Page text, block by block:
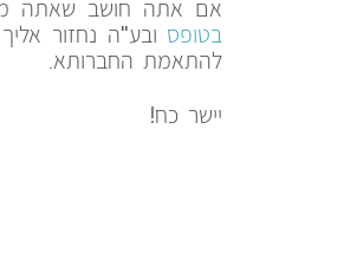
אם אתה חושב שאתה
בטופס ובע"ה נחזור
להתאמת החברותא.
יישר כח!